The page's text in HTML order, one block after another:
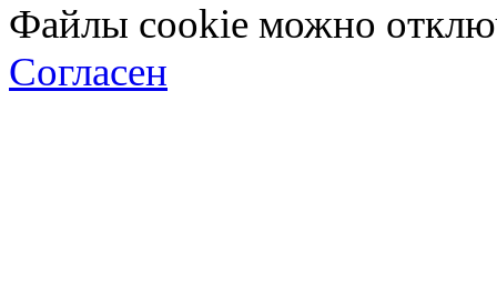
Файлы cookie можно
Согласен